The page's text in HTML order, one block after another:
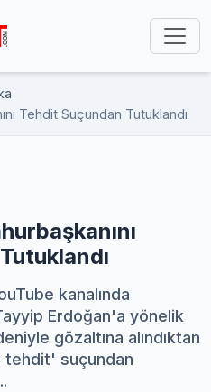
Tehdit Suçundan Tutuklandı
kanalında
Erdoğan'a yönelik
gözaltına alındıktan
tehdit' suçundan